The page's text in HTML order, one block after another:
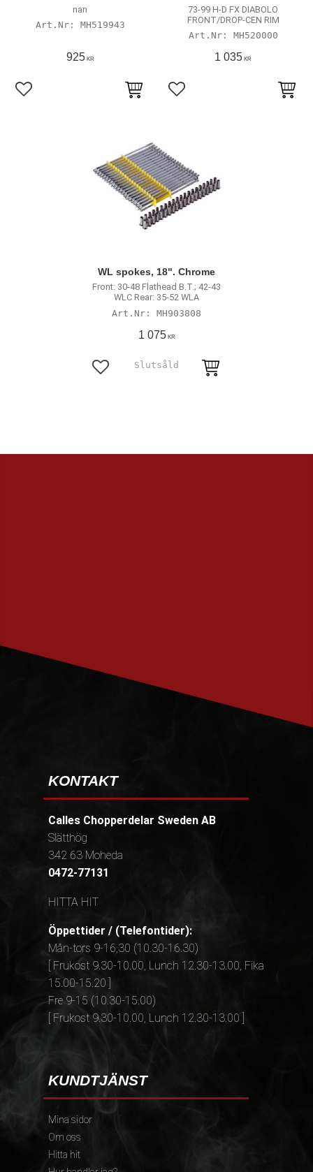
nan
MH519943
925KR
Lägg till i favoriter
73-99 H-D FX DIABOLO
FRONT/DROP-CEN RIM
MH520000
1 035 KR
Lägg till i favoriter
WL spokes, 18". Chrome
Front: 30-48 Flathead B.T.; 42-43
WLC Rear: 35-52 WLA
MH903808
1 075KR
Lägg till i favoriter
KONTAKT
Calles Chopperdelar Sweden AB
Slätthög
342 63 Moheda
0472-77131
HITTA HIT
Öppettider / (Telefontider):
Mån-tors 9-16,30 (10.30-16.30)
[ Frukost 9.30-10.00, Lunch 12.30-13.00, Fika
15.00-15.20 ]
Fre 9-15 (10.30-15.00)
[ Frukost 9.30-10.00, Lunch 12.30-13.00 ]
KUNDTJÄNST
Mina sidor
Om oss
Hitta hit